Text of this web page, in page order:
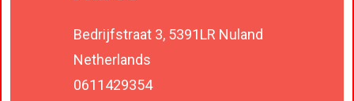
Bedrijfstraat 3, 5391LR Nuland
Netherlands
0611429354